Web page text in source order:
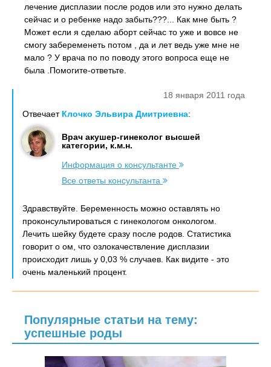
лечение дисплазии после родов или это нужно делать
сейчас и о ребенке надо забыть???... Как мне быть ?
Может если я сделаю аборт сейчас то уже и вовсе не
смогу забеременеть потом , да и лет ведь уже мне не
мало ? У врача по по поводу этого вопроса еще не
была .Помогите-ответьте.
18 января 2011 года
Отвечает Клочко Эльвира Дмитриевна:
Врач акушер-гинеколог высшей
категории, к.м.н.
Информация о консультанте
Все ответы консультанта
Здравствуйте. Беременность можно оставлять но
проконсультироваться с гинекологом онкологом.
Лечить шейку будете сразу после родов. Статистика
говорит о ом, что озлокачествление дисплазии
происходит лишь у 0,03 % случаев. Как видите - это
очень маленький процент.
Популярные статьи на тему:
успешные роды